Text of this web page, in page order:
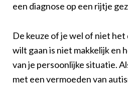
een diagnose op een rijtje
De keuze of je wel of niet
wilt gaan is niet makkelijk en
van je persoonlijke situatie.
met een vermoeden van